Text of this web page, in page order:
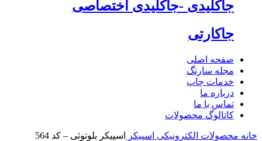
جاکلیدی -جاکلیدی اختصاصی
جاکارتی
صفحه اصلی
مجله سارنگ
خدمات چاپ
درباره ما
تماس با ما
کاتالوگ محصولات
خانه محصولات الکترونیکی اسپیکر اسپیکر بلوتوثی – کد 564